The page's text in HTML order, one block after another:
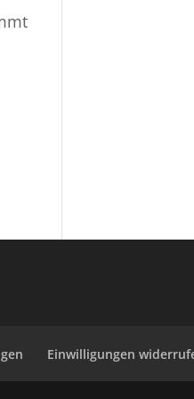
Einwilligungen